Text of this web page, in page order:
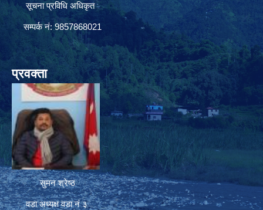
सूचना प्रविधि अधिकृत
सम्पर्क नं: 9857868021
प्रवक्ता
सुमन श्रेष्ठ
वडा अध्यक्ष वडा नं ३